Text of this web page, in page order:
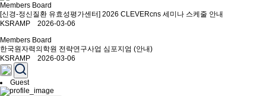
Members Board
[신경-정신질환 유효성평가센터] 2026 CLEVERcns 세미나 스케줄 안내
KSRAMP 2026-03-06
Members Board
한국원자력의학원 전략연구사업 심포지엄 (안내)
KSRAMP 2026-03-06
Guest